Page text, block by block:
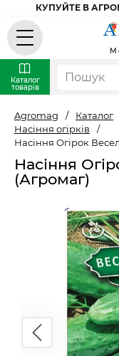
КУПУЙТЕ В
Каталог
товарів
Agromag / Каталог
Насіння огірків
/
Насіння Огірок
Насіння
(Агромаг)